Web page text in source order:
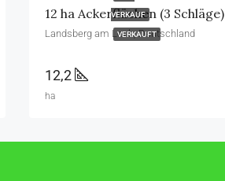
VERKAUF
VERKAUFT
12 ha Ackerflächen (3 Schläge)
Landsberg am Lech, Deutschland
12,2
ha